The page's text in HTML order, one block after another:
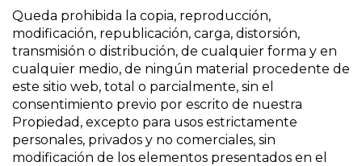
Queda prohibida la copia, reproducción,
modificación, republicación, carga, distorsión,
transmisión o distribución, de cualquier forma y en
cualquier medio, de ningún material procedente de
este sitio web, total o parcialmente, sin el
consentimiento previo por escrito de nuestra
Propiedad, excepto para usos estrictamente
personales, privados y no comerciales, sin
modificación de los elementos presentados en el